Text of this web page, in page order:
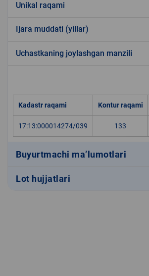
Unikal raqami
Ijara muddati (yillar)
Uchastkaning joylashgan manzili
Kadastr raqami Kontur raqami
17:13:000014274/039 133
Buyurtmachi ma’lumotlari
Lot hujjatlari